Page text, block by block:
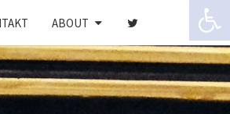
ABOUT